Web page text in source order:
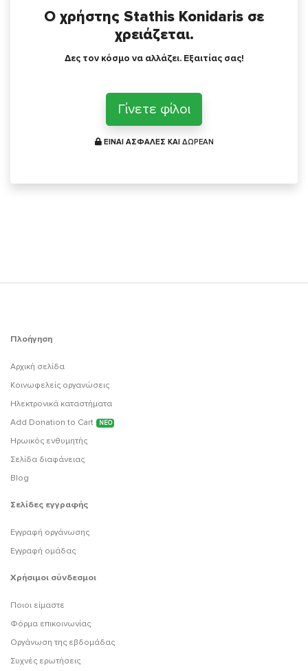
Ο χρήστης Stathis Konidaris σε
χρειάζεται.
Δες τον κόσμο να αλλάζει. Εξαιτίας σας!
Γίνετε φίλοι
ΕΙΝΑΙ ΑΣΦΑΛΕΣ ΚΑΙ ΔΩΡΕΑΝ
Πλοήγηση
Αρχική σελίδα
Κοινωφελείς οργανώσεις
Ηλεκτρονικά καταστήματα
Add Donation to Cart
ΝΕΟ
Ηρωικός ενθυμητής
Σελίδα διαφάνειας
Blog
Σελίδες εγγραφής
Εγγραφή οργάνωσης
Εγγραφή ομάδας
Χρήσιμοι σύνδεσμοι
Ποιοι είμαστε
Φόρμα επικοινωνίας
Οργάνωση της εβδομάδας
Συχνές ερωτήσεις